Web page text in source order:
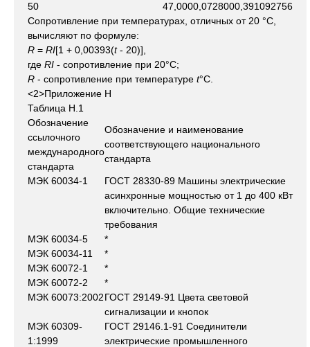
50
47,0000,0728000,391092756
Сопротивление при температурах, отличных от 20 °С,
вычисляют по формуле:
R = RI[1 + 0,00393(t- 20)],
где RI - сопротивление при 20°С;
R - сопротивление при температуре t°C.
<2>Приложение Н
Таблица Н.1
Обозначение
ссылочного
международного
стандарта
Обозначение и наименование
соответствующего национального
стандарта
МЭК 60034-1
ГОСТ 28330-89 Машины электрические
асинхронные мощностью от 1 до 400 кВт
включительно. Общие технические
требования
МЭК 60034-5
*
МЭК 60034-11
*
МЭК 60072-1
*
МЭК 60072-2
*
МЭК 60073:2002ГОСТ 29149-91 Цвета световой
сигнализации и кнопок
МЭК 60309-
1:1999
ГОСТ 29146.1-91 Соединители
электрические промышленного